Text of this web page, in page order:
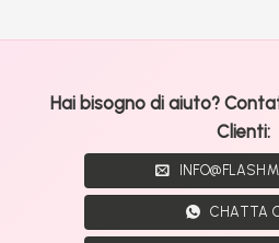
Hai bisogno di aiuto?
Clienti:
CHATTA